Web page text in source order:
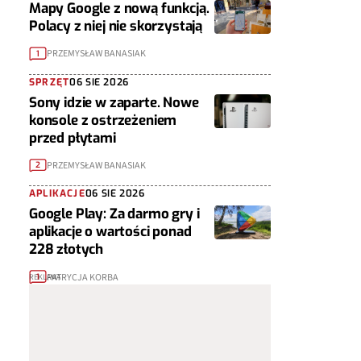
Mapy Google z nową funkcją.
Polacy z niej nie skorzystają
1 PRZEMYSŁAW BANASIAK
SPRZĘT06 SIE 2026
Sony idzie w zaparte. Nowe
konsole z ostrzeżeniem
przed płytami
2 PRZEMYSŁAW BANASIAK
APLIKACJE06 SIE 2026
Google Play: Za darmo gry i
aplikacje o wartości ponad
228 złotych
1 PATRYCJA KORBA